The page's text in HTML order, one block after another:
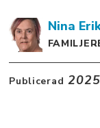
Nina
Publicerad